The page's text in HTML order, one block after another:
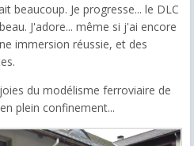
beaucoup. Je progresse... le DLC
J'adore... même si j'ai encore
immersion réussie, et des
du modélisme ferroviaire de
plein confinement...